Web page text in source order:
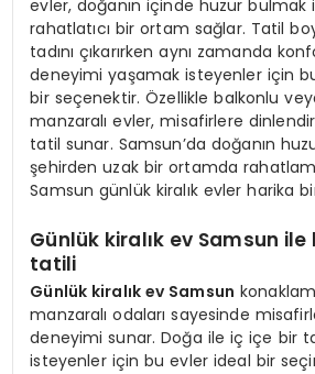
evler, doğanın içinde huzur
rahatlatıcı bir ortam sağlar. Tatil
tadını çıkarırken aynı zamanda
deneyimi yaşamak isteyenler için
bir seçenektir. Özellikle balkonlu
manzaralı evler, misafirlere
tatil sunar. Samsun’da doğanın
şehirden uzak bir ortamda
Samsun günlük kiralık evler harika
Günlük kiralık ev Samsun
tatili
Günlük kiralık ev Samsun
manzaralı odaları sayesinde
deneyimi sunar. Doğa ile iç içe bir
isteyenler için bu evler ideal bir